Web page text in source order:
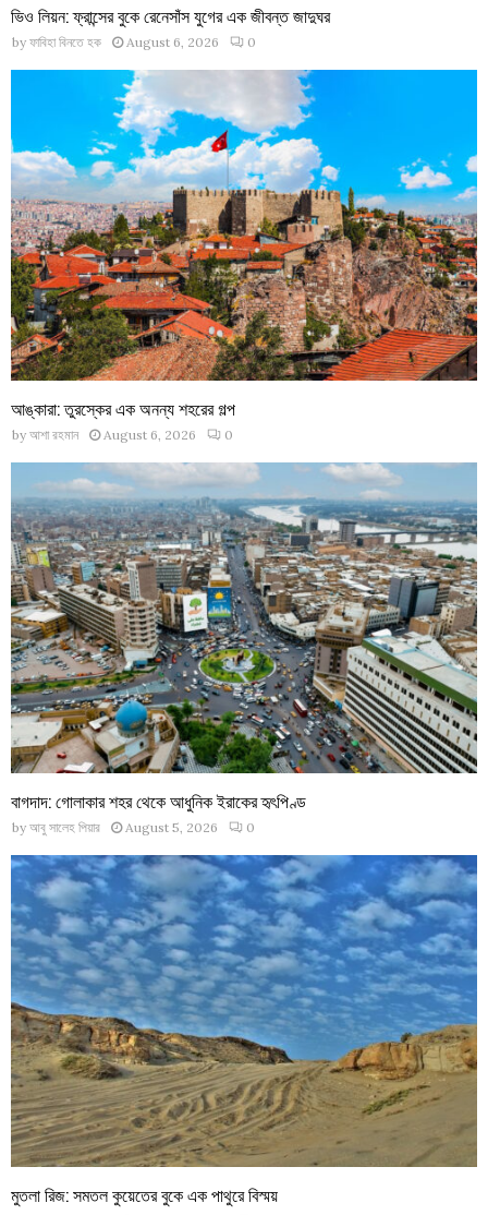
ভিও লিয়ন: ফ্রান্সের বুকে রেনেসাঁস যুগের এক জীবন্ত জাদুঘর
by ফাবিহা বিনতে হক August 6, 2026 0
আঙ্কারা: তুরস্কের এক অনন্য শহরের গল্প
by আশা রহমান August 6, 2026 0
বাগদাদ: গোলাকার শহর থেকে আধুনিক ইরাকের হৃৎপিণ্ড
by আবু সালেহ পিয়ার August 5, 2026 0
মুতলা রিজ: সমতল কুয়েতের বুকে এক পাথুরে বিস্ময়